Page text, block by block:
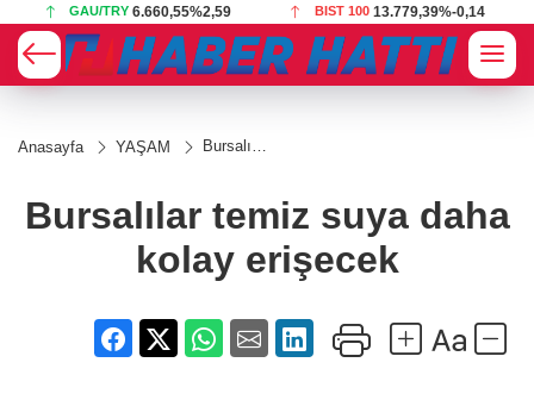
BIST 100 13.779,39%-0,14 USD 47,6787%0,18
Anasayfa YAŞAM
Bursalılar
daha
kolay
Bursalılar temiz suya daha
kolay erişecek